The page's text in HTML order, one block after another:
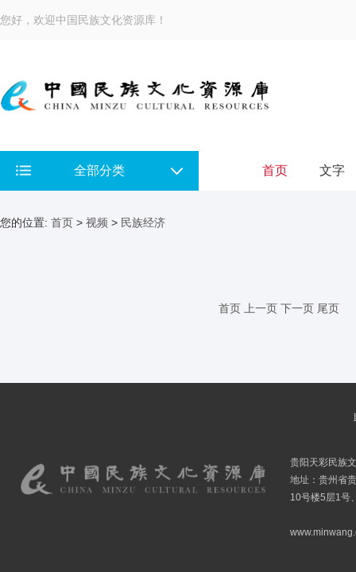
您好，欢迎中国民族文化资源库！
全部分类 首页 文字
您的位置: 首页 > 视频 > 民族经济
首页 上一页 下一页 尾页
贵阳天彩民族
地址：贵州省
10号楼5层1号